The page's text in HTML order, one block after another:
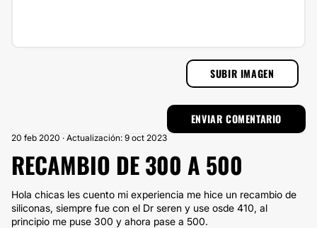
SUBIR IMAGEN
20 feb 2020 · Actualización: 9 oct 2023
RECAMBIO DE 300 A 500
Hola chicas les cuento mi experiencia me hice un recambio de
siliconas, siempre fue con el Dr seren y use osde 410, al
principio me puse 300 y ahora pase a 500.